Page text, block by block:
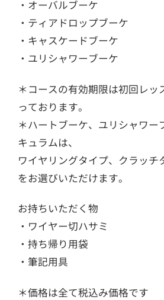
・オーバルブーケ
・ティアドロップブーケ
・キャスケードブーケ
・ユリシャワーブーケ
＊コースの有効期限は初回レッ
っております。
＊ハートブーケ、ユリシャワー
キュラムは、
ワイヤリングタイプ、クラッチ
をお選びいただけます。
お持ちいただく物
・ワイヤー切ハサミ
・持ち帰り用袋
・筆記用具
＊価格は全て税込み価格です